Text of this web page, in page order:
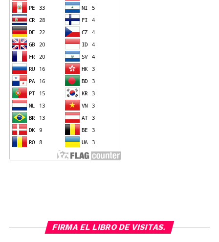
FIRMA EL LIBRO DE VISITAS.